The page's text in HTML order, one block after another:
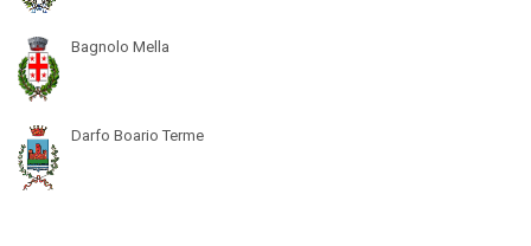
Bagnolo Mella
Darfo Boario Terme